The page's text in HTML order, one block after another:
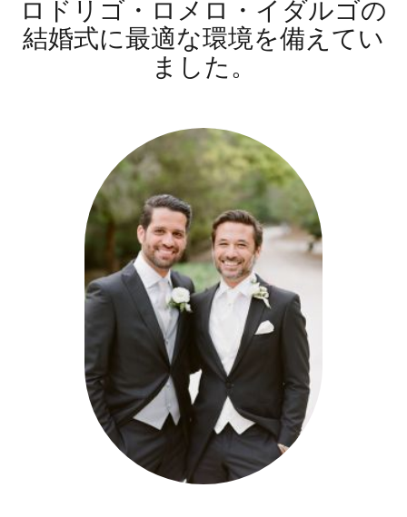
ロドリゴ・ロメロ・イダルゴの
結婚式に最適な環境を備えてい
ました。